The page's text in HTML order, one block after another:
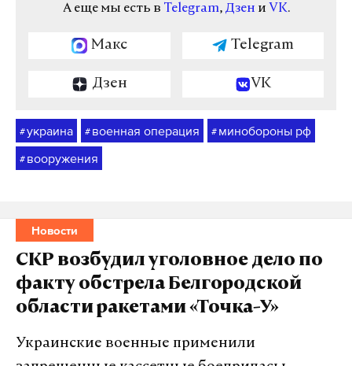
А еще мы есть в Telegram, Дзен и VK.
Макс Telegram
Дзен VK
#украина # военная операция # минобороны рф
# вооружения
Новости
СКР возбудил уголовное дело по
факту обстрела Белгородской
области ракетами «Точка-У»
Украинские военные применили